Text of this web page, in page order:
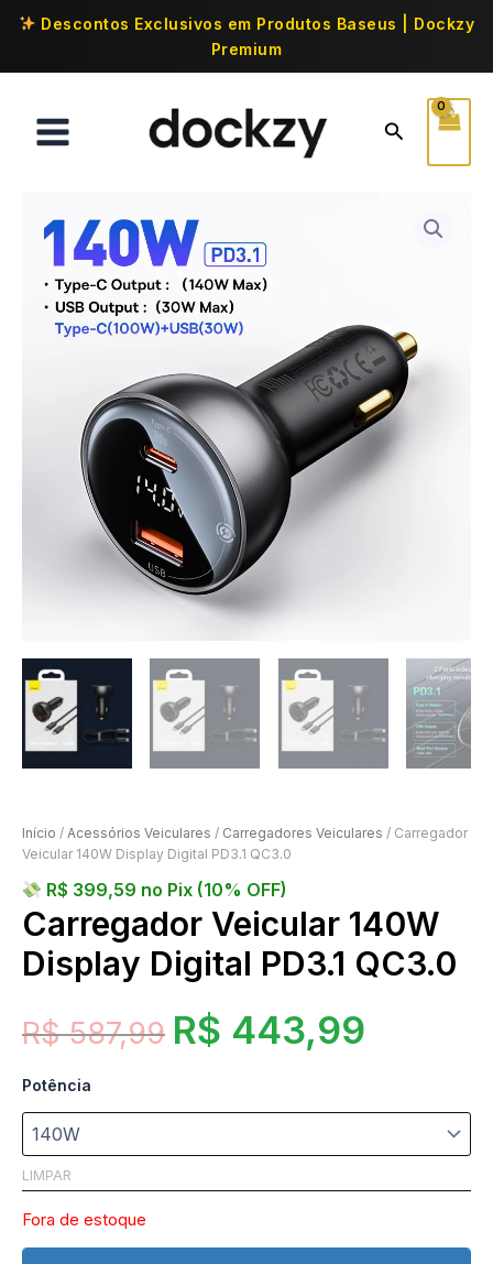
Descontos Exclusivos em Produtos Baseus | Dockzy
Premium
Início / Acessórios Veiculares / Carregadores Veiculares / Carregador
Veicular 140W Display Digital PD3.1 QC3.0
R$ 399,59 no Pix (10% OFF)
Carregador Veicular 140W
Display Digital PD3.1 QC3.0
R$587,99 R$ 443,99
Potência
LIMPAR
Fora de estoque